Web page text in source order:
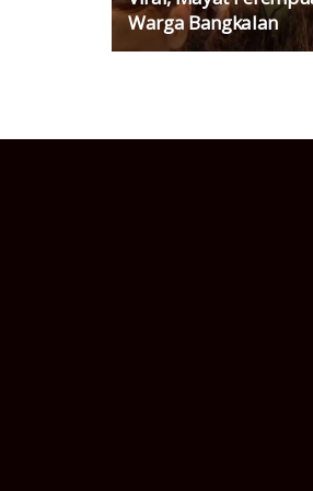
Warga Bangkalan